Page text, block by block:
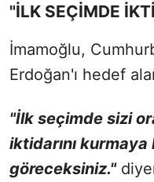
"İLK SEÇİMDE
İmamoğlu,
Erdoğan'ı hedef
"İlk seçimde sizi
iktidarını
göreceksiniz."